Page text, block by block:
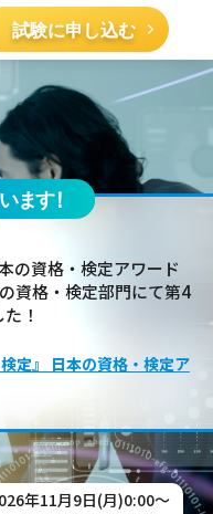
の資格・検定アワード
資格・検定部門にて第4
！
定』 日本の資格・検定ア
年11月9日(月)0:00～